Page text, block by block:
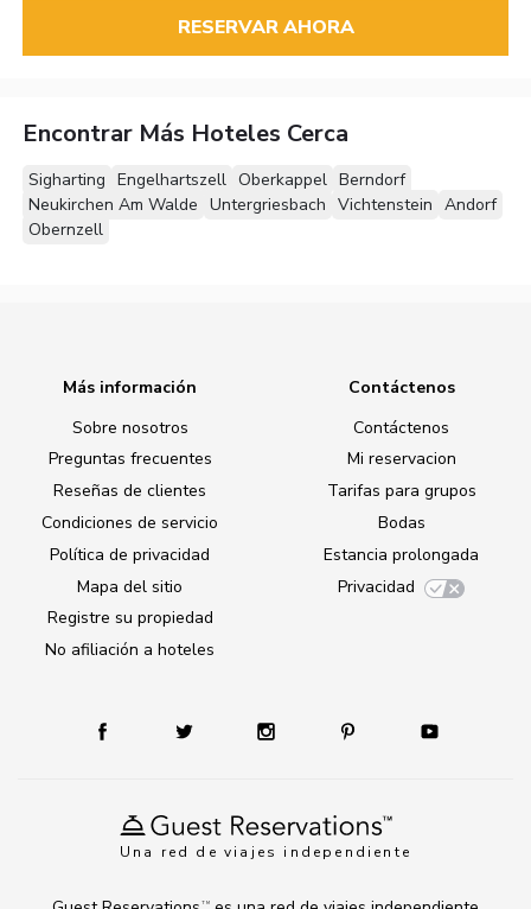
RESERVAR AHORA
Encontrar Más Hoteles Cerca
Sigharting Engelhartszell Oberkappel Berndorf
Neukirchen Am Walde Untergriesbach Vichtenstein Andorf
Obernzell
Una red de viajes independiente
Más información
Sobre nosotros
Preguntas frecuentes
Reseñas de clientes
Condiciones de servicio
Política de privacidad
Mapa del sitio
Registre su propiedad
No afiliación a hoteles
Contáctenos
Contáctenos
Mi reservacion
Tarifas para grupos
Bodas
Estancia prolongada
Privacidad
TM